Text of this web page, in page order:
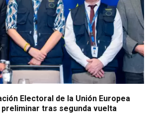
Electoral de la Unión Europea
tras segunda vuelta